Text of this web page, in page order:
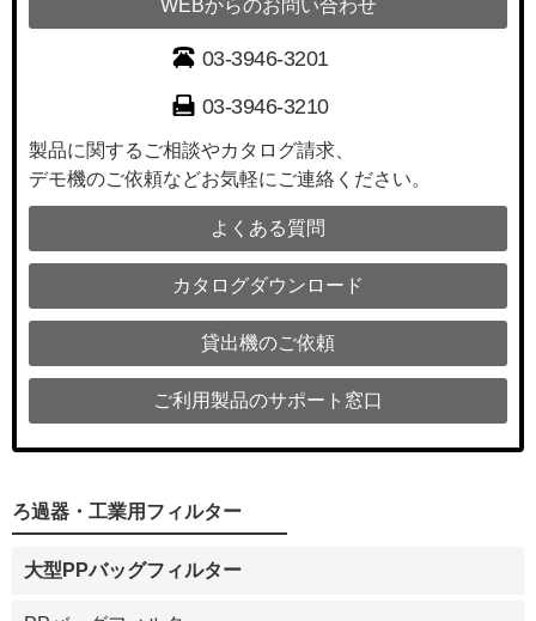
WEBからのお問い合わせ
03-3946-3201
03-3946-3210
製品に関するご相談やカタログ請求、
デモ機のご依頼などお気軽にご連絡ください。
よくある質問
カタログダウンロード
貸出機のご依頼
ご利用製品のサポート窓口
ろ過器・工業用フィルター
大型PPバッグフィルター